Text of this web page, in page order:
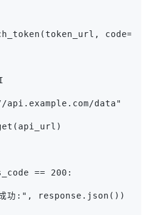
data"
== 200:
功:", response.json())